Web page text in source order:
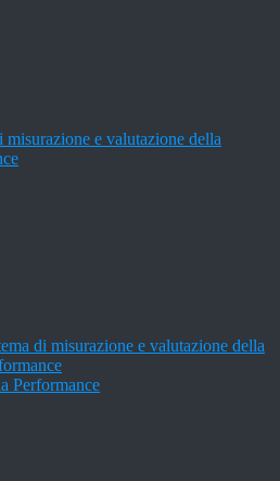
misurazione e valutazione della
di misurazione e valutazione della
Performance